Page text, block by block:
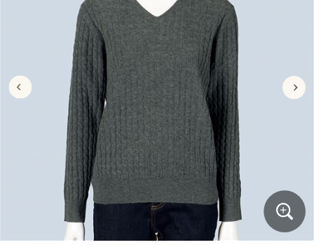
キッチン・雑貨・日用品
寝具・ベッド
カーテン・ラグ・ファブリック
美容・健康通販すべて
美容・健康・サプリメント
制服・スクール
制服・スクールすべて
制服・学生服
ジュニア・ティーンズ下着
大きいサイズ
大きいサイズ通販すべて
大きいサイズ レディース服
大きいサイズ レディース下着
大きいサイズ メンズ
バーゲンセール
シークレットセール
商品カテゴリ一覧
寝具・ベッド
カーテン・ラグ・ファブリック
美容・健康・サプリメント
制服・スクールすべて
制服・学生服
ジュニア・ティーンズ下着
大きいサイズ
大きいサイズ通販すべて
大きいサイズ レディース服
大きいサイズ レディース下着
大きいサイズ メンズ
大きいサイズ 事務・制服
バーゲンセール
シークレットセール
詳細検索
商品カテゴリ一覧
カタログ・チラシからのご注文